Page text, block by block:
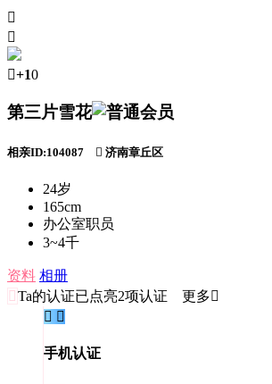


+10
第三片雪花
相亲ID:104087  济南章丘区
24岁
165cm
办公室职员
3~4千
资料 相册
 Ta的认证已点亮2项认证 更多
 
手机认证